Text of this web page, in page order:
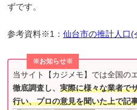
ずです。
参考資料※1： 仙台市の推計人口(
※お知らせ※
当サイト【カジメモ】では全国の
徹底調査し、 実際に様々な業者で
行い、プロの意見を聞いた上で記